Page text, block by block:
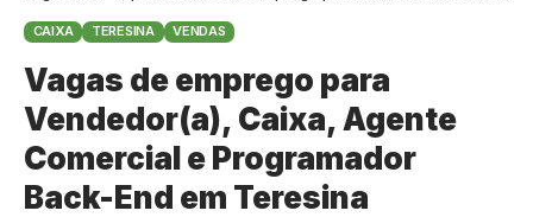
CAIXA TERESINA VENDAS
Vagas de emprego para
Vendedor(a), Caixa, Agente
Comercial e Programador
Back-End em Teresina